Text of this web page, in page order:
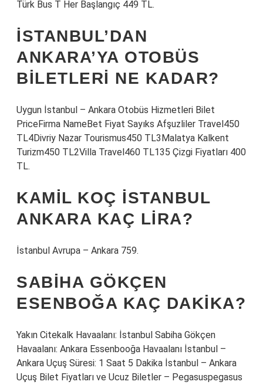
Türk Bus T Her Başlangıç 449 TL.
İSTANBUL’DAN
ANKARA’YA OTOBÜS
BILETLERI NE KADAR?
Uygun İstanbul – Ankara Otobüs Hizmetleri Bilet
PriceFirma NameBet Fiyat Sayıks Afşuzliler Travel450
TL4Divriy Nazar Tourismus450 TL3Malatya Kalkent
Turizm450 TL2Villa Travel460 TL135 Çizgi Fiyatları 400
TL.
KAMIL KOÇ İSTANBUL
ANKARA KAÇ LIRA?
İstanbul Avrupa – Ankara 759.
SABIHA GÖKÇEN
ESENBOĞA KAÇ DAKIKA?
Yakın Citekalk Havaalanı: İstanbul Sabiha Gökçen
Havaalanı: Ankara Essenbooğa Havaalanı İstanbul –
Ankara Uçuş Süresi: 1 Saat 5 Dakika İstanbul – Ankara
Uçuş Bilet Fiyatları ve Ucuz Biletler – Pegasuspegasus